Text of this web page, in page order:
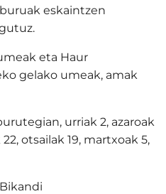
eskaintzen
eta Haur
gelako umeak, amak
urriak 2, azaroak
otsailak 19, martxoak 5,